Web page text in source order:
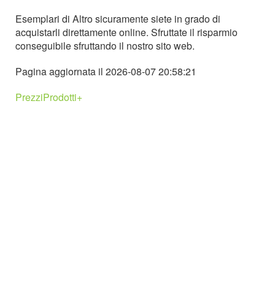
Esemplari di Altro sicuramente siete in grado di
acquistarli direttamente online. Sfruttate il risparmio
conseguibile sfruttando il nostro sito web.
Pagina aggiornata il 2026-08-07 20:58:21
PrezziProdotti+